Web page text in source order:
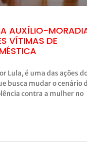
AUXÍLIO-
VÍTIMAS DE
Lula, é uma das ações
busca mudar o cenário
contra a mulher no